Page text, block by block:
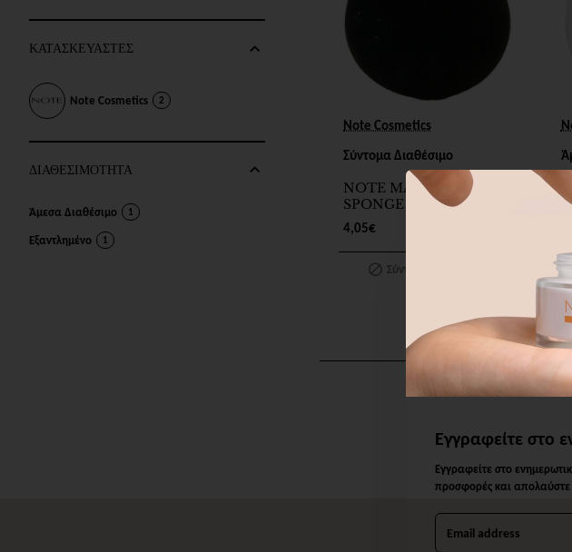
Εγγραφείτε στο
Εγγραφείτε στο
προσφορές και απολαύστε
Email
address
ΚΑΤΑΣΚΕΥΑΣΤΕΣ
Note Cosmetics 2
ΔΙΑΘΕΣΙΜΟΤΗΤΑ
Άμεσα Διαθέσιμο 1
Εξαντλημένο 1
Σύντομα Διαθέσιμο
Note Cosmetics
Σύντομα Διαθέσιμο
NOTE MAKE-UP
SPONGE
4,05€
Σύντομα Διαθέσιμο